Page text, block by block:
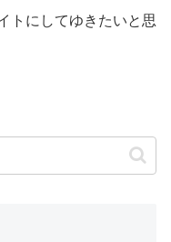
トにしてゆきたいと思